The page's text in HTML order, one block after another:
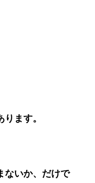
ます。
ないか、だけで